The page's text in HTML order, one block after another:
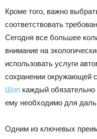
Кроме того, важно
соответствовать
Сегодня все большее
внимание на
использовать услуги
сохранении окружающей
Шоп каждый
ему необходимо для
Одним из ключевых